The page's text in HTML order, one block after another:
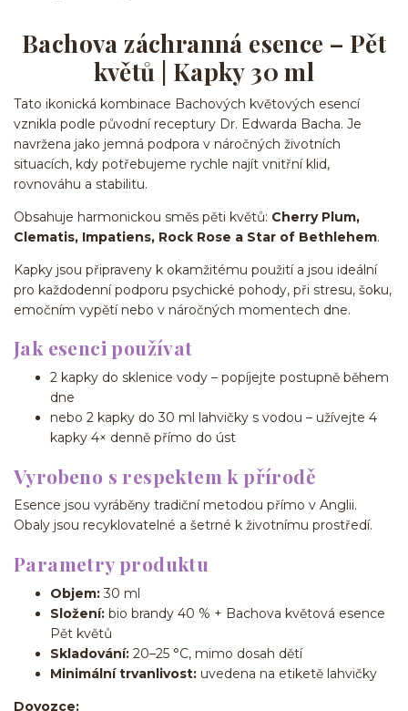
Bachova záchranná esence – Pět
květů | Kapky 30 ml
Tato ikonická kombinace Bachových květových esencí
vznikla podle původní receptury Dr. Edwarda Bacha. Je
navržena jako jemná podpora v náročných životních
situacích, kdy potřebujeme rychle najít vnitřní klid,
rovnováhu a stabilitu.
Obsahuje harmonickou směs pěti květů: Cherry Plum,
Clematis, Impatiens, Rock Rose a Star of Bethlehem.
Kapky jsou připraveny k okamžitému použití a jsou ideální
pro každodenní podporu psychické pohody, při stresu, šoku,
emočním vypětí nebo v náročných momentech dne.
Jak esenci používat
2 kapky do sklenice vody – popíjejte postupně během
dne
nebo 2 kapky do 30 ml lahvičky s vodou – užívejte 4
kapky 4× denně přímo do úst
Vyrobeno s respektem k přírodě
Esence jsou vyráběny tradiční metodou přímo v Anglii.
Obaly jsou recyklovatelné a šetrné k životnímu prostředí.
Parametry produktu
Objem:30 ml
Složení: bio brandy 40 % + Bachova květová esence
Pět květů
Skladování: 20–25 °C, mimo dosah dětí
Minimální trvanlivost: uvedena na etiketě lahvičky
Dovozce: